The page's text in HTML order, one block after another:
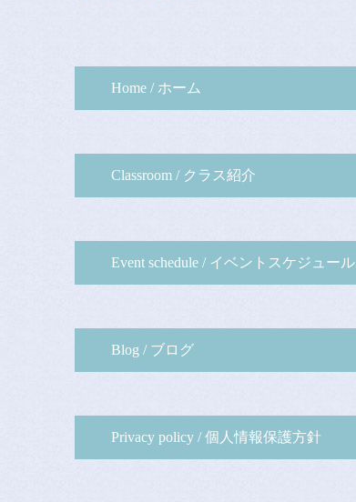
Home / ホーム
Classroom / クラス紹介
Event schedule / イベントスケジュール
Blog / ブログ
Privacy policy / 個人情報保護方針